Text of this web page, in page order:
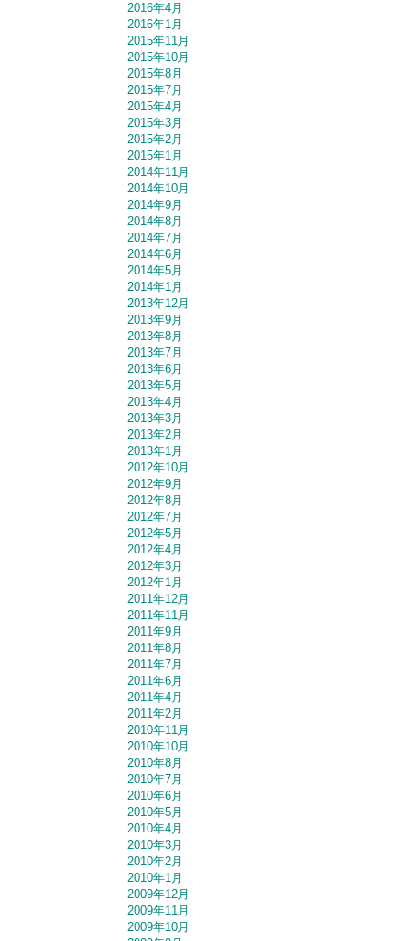
2016年4月
2016年1月
2015年11月
2015年10月
2015年8月
2015年7月
2015年4月
2015年3月
2015年2月
2015年1月
2014年11月
2014年10月
2014年9月
2014年8月
2014年7月
2014年6月
2014年5月
2014年1月
2013年12月
2013年9月
2013年8月
2013年7月
2013年6月
2013年5月
2013年4月
2013年3月
2013年2月
2013年1月
2012年10月
2012年9月
2012年8月
2012年7月
2012年5月
2012年4月
2012年3月
2012年1月
2011年12月
2011年11月
2011年9月
2011年8月
2011年7月
2011年6月
2011年4月
2011年2月
2010年11月
2010年10月
2010年8月
2010年7月
2010年6月
2010年5月
2010年4月
2010年3月
2010年2月
2010年1月
2009年12月
2009年11月
2009年10月